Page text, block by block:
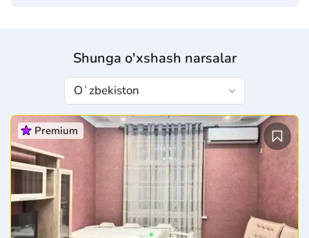
Shunga o'xshash narsalar
Premium